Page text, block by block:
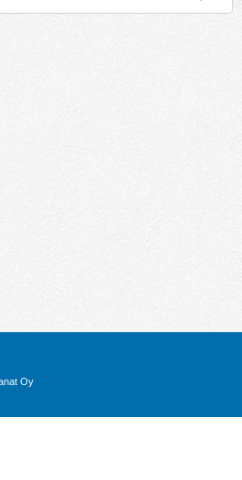
Oy